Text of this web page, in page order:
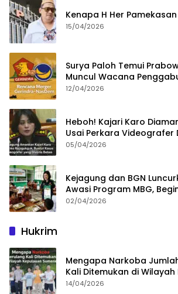
Kenapa H Her Pamekasan
15/04/2026
Surya Paloh Temui
Muncul Wacana
dan Gerindra
12/04/2026
Heboh! Kajari Karo
Usai Perkara Videografer
05/04/2026
Kejagung dan BGN
Awasi Program MBG,
02/04/2026
Hukrim
Mengapa Narkoba
Kali Ditemukan di
Sumenep?
14/04/2026